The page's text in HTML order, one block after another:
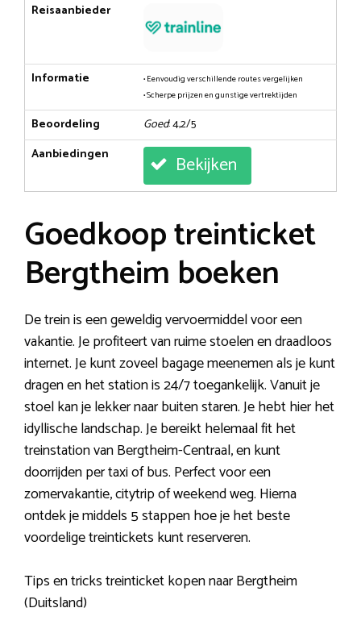
Reisaanbieder
Informatie
• Eenvoudig verschillende routes vergelijken
• Scherpe prijzen en gunstige vertrektijden
Beoordeling Goed: 4,2/5
Aanbiedingen
Bekijken
Goedkoop treinticket
Bergtheim boeken
De trein is een geweldig vervoermiddel voor een
vakantie. Je profiteert van ruime stoelen en draadloos
internet. Je kunt zoveel bagage meenemen als je kunt
dragen en het station is 24/7 toegankelijk. Vanuit je
stoel kan je lekker naar buiten staren. Je hebt hier het
idyllische landschap. Je bereikt helemaal fit het
treinstation van Bergtheim-Centraal, en kunt
doorrijden per taxi of bus. Perfect voor een
zomervakantie, citytrip of weekend weg. Hierna
ontdek je middels 5 stappen hoe je het beste
voordelige treintickets kunt reserveren.
Tips en tricks treinticket kopen naar Bergtheim
(Duitsland)